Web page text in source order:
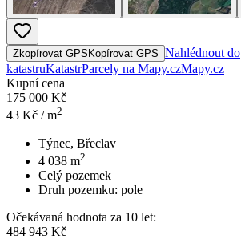
Zkopírovat GPS Kopírovat GPS Nahlédnout do
katastruKatastrParcely na Mapy.czMapy.cz
Kupní cena
175 000 Kč
43 Kč / m2
Týnec, Břeclav
4 038 m2
Celý pozemek
Druh pozemku: pole
Očekávaná hodnota za 10 let:
484 943 Kč